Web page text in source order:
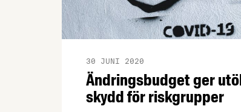
Ändringsbudget ger
skydd för riskgrupper
30 JUNI 2020